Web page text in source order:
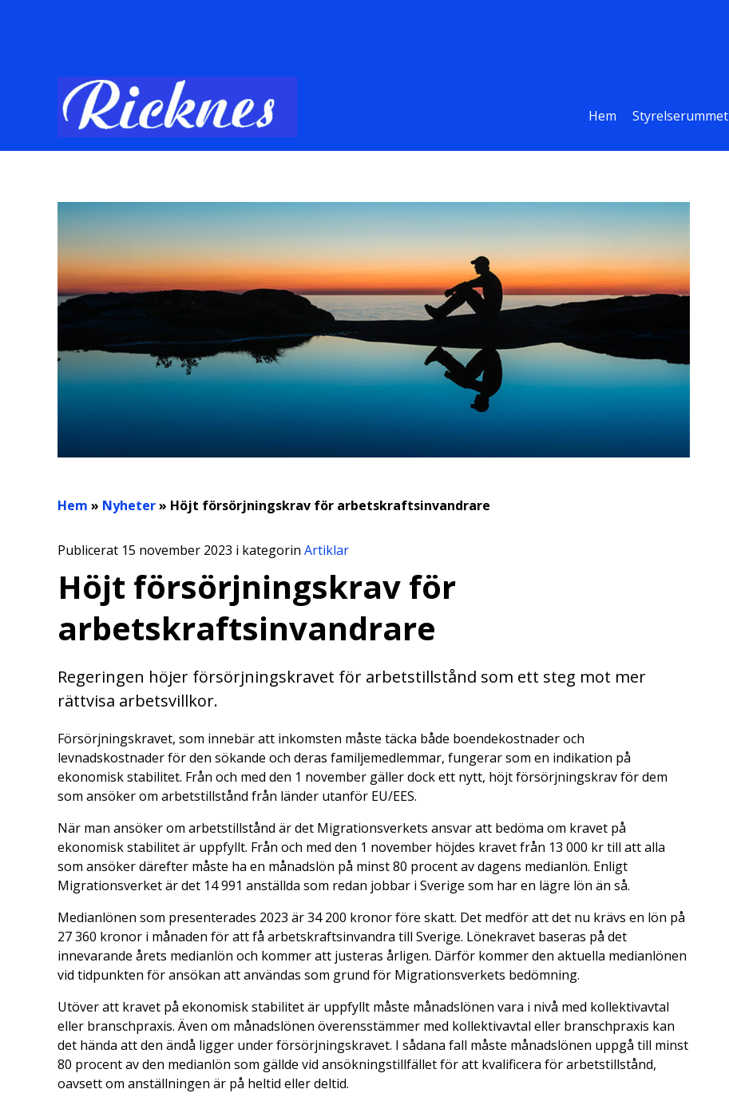
Hem Styrelserummet
Hem » Nyheter» Höjt försörjningskrav för arbetskraftsinvandrare
Publicerat 15 november 2023 i kategorin Artiklar
Höjt försörjningskrav för
arbetskraftsinvandrare
Regeringen höjer försörjningskravet för arbetstillstånd som ett steg mot mer
rättvisa arbetsvillkor.
Försörjningskravet, som innebär att inkomsten måste täcka både boendekostnader och
levnadskostnader för den sökande och deras familjemedlemmar, fungerar som en indikation på
ekonomisk stabilitet. Från och med den 1 november gäller dock ett nytt, höjt försörjningskrav för dem
som ansöker om arbetstillstånd från länder utanför EU/EES.
När man ansöker om arbetstillstånd är det Migrationsverkets ansvar att bedöma om kravet på
ekonomisk stabilitet är uppfyllt. Från och med den 1 november höjdes kravet från 13 000 kr till att alla
som ansöker därefter måste ha en månadslön på minst 80 procent av dagens medianlön. Enligt
Migrationsverket är det 14 991 anställda som redan jobbar i Sverige som har en lägre lön än så.
Medianlönen som presenterades 2023 är 34 200 kronor före skatt. Det medför att det nu krävs en lön på
27 360 kronor i månaden för att få arbetskraftsinvandra till Sverige. Lönekravet baseras på det
innevarande årets medianlön och kommer att justeras årligen. Därför kommer den aktuella medianlönen
vid tidpunkten för ansökan att användas som grund för Migrationsverkets bedömning.
Utöver att kravet på ekonomisk stabilitet är uppfyllt måste månadslönen vara i nivå med kollektivavtal
eller branschpraxis. Även om månadslönen överensstämmer med kollektivavtal eller branschpraxis kan
det hända att den ändå ligger under försörjningskravet. I sådana fall måste månadslönen uppgå till minst
80 procent av den medianlön som gällde vid ansökningstillfället för att kvalificera för arbetstillstånd,
oavsett om anställningen är på heltid eller deltid.